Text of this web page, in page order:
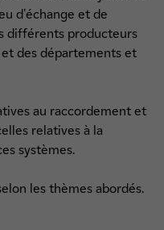
d'échange et de
différents producteurs
et des départements et
au raccordement et
relatives à la
systèmes.
les thèmes abordés.